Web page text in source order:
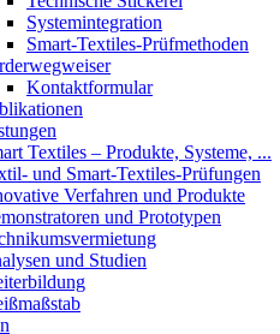
Systemintegration
Smart-Textiles-Prüfmethoden
Kontaktformular
Textiles – Produkte, Systeme, ...
und Smart-Textiles-Prüfungen
Verfahren und Produkte
und Prototypen
und Studien